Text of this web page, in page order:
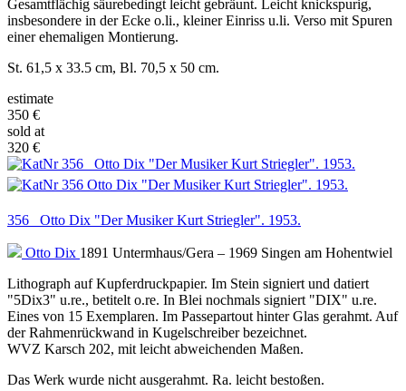
Gesamtflächig säurebedingt leicht gebräunt. Leicht knickspurig,
insbesondere in der Ecke o.li., kleiner Einriss u.li. Verso mit Spuren
einer ehemaligen Montierung.
St. 61,5 x 33.5 cm, Bl. 70,5 x 50 cm.
estimate
350 €
sold at
320 €
356 Otto Dix "Der Musiker Kurt Striegler". 1953.
Otto Dix 1891 Untermhaus/Gera – 1969 Singen am Hohentwiel
Lithograph auf Kupferdruckpapier. Im Stein signiert und datiert
"5Dix3" u.re., betitelt o.re. In Blei nochmals signiert "DIX" u.re.
Eines von 15 Exemplaren. Im Passepartout hinter Glas gerahmt. Auf
der Rahmenrückwand in Kugelschreiber bezeichnet.
WVZ Karsch 202, mit leicht abweichenden Maßen.
Das Werk wurde nicht ausgerahmt. Ra. leicht bestoßen.